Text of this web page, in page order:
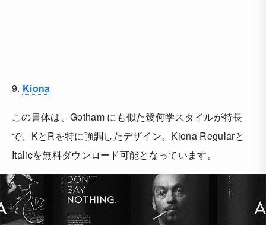
9. Kiona
この書体は、Gotham にも似た幾何学スタイルが特長
で、KとRを特に強調したデザイン。Kiona Regularと
Italicを無料ダウンロード可能となっています。